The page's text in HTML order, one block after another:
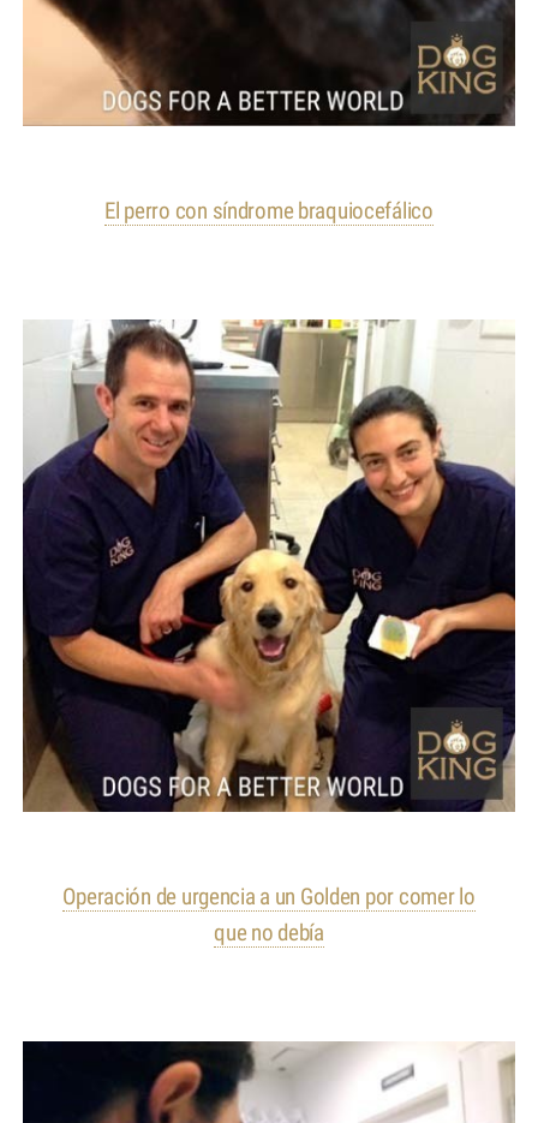
El perro con síndrome braquiocefálico
Operación de urgencia a un Golden por comer lo
que no debía